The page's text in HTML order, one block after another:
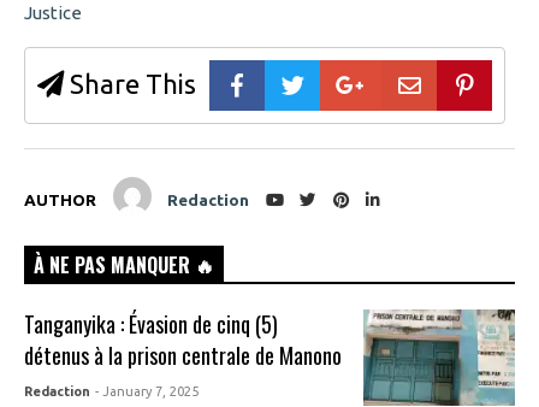
Justice
Share This
AUTHOR Redaction
À NE PAS MANQUER 🔥
Tanganyika : Évasion de cinq (5)
détenus à la prison centrale de Manono
Redaction - January 7, 2025